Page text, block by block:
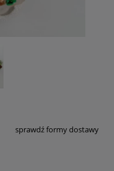
płatności
sprawdź formy dostawy